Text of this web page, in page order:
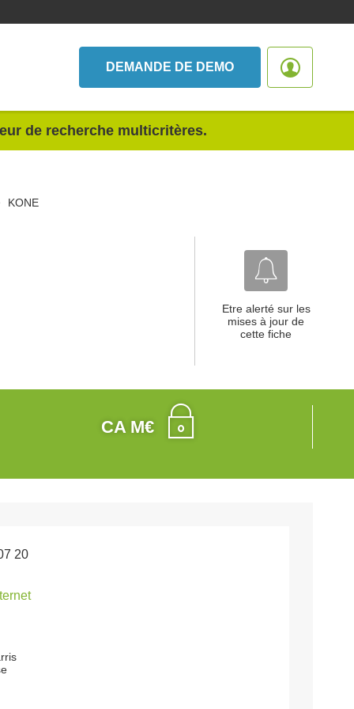
DEMANDE DE DEMO
de recherche multicritères.
KONE
Etre alerté sur les
mises à jour de
cette fiche
CA M€
20